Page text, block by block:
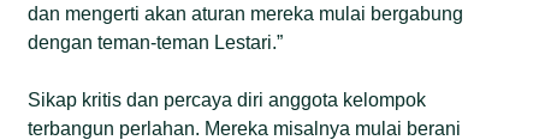
dan mengerti akan aturan mereka mulai bergabung
dengan teman-teman Lestari.”
Sikap kritis dan percaya diri anggota kelompok
terbangun perlahan. Mereka misalnya mulai berani